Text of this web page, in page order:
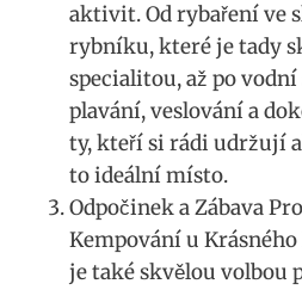
aktivit. Od rybaření ve
rybníku, které je tady
specialitou, až po
plavání, veslování a
ty, kteří si rádi udržují
to ideální místo.
Odpočinek a Zábava
Kempování u
je také skvělou volbou